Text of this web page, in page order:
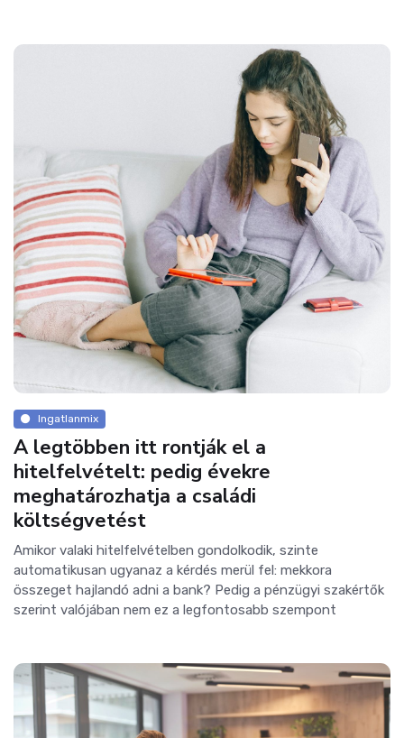
Ingatlanmix
A legtöbben itt rontják el a
hitelfelvételt: pedig évekre
meghatározhatja a családi
költségvetést
Amikor valaki hitelfelvételben gondolkodik, szinte
automatikusan ugyanaz a kérdés merül fel: mekkora
összeget hajlandó adni a bank? Pedig a pénzügyi szakértők
szerint valójában nem ez a legfontosabb szempont